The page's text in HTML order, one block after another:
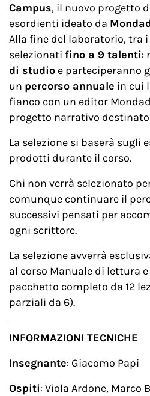
Campus, il nuovo progetto
esordienti ideato da
Alla fine del laboratorio, tra
selezionati fino a 9 talenti:
di studio e parteciperanno
un percorso annuale in cui
fianco con un editor
progetto narrativo
La selezione si baserà sugli
prodotti durante il corso.
Chi non verrà selezionato
comunque continuare il
successivi pensati per
ogni scrittore.
La selezione avverrà
al corso Manuale di lettura
pacchetto completo da 12
parziali da 6).
INFORMAZIONI TECNICHE
Insegnante: Giacomo Papi
Ospiti: Viola Ardone, Marco